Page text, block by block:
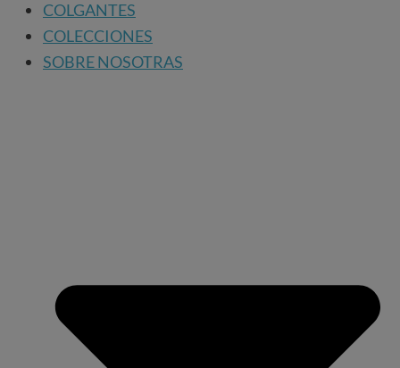
COLGANTES
COLECCIONES
SOBRE NOSOTRAS